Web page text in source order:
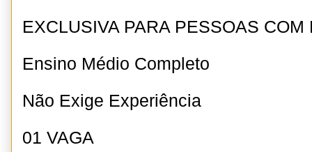
EXCLUSIVA PARA PESSOAS COM
Ensino Médio Completo
Não Exige Experiência
01 VAGA